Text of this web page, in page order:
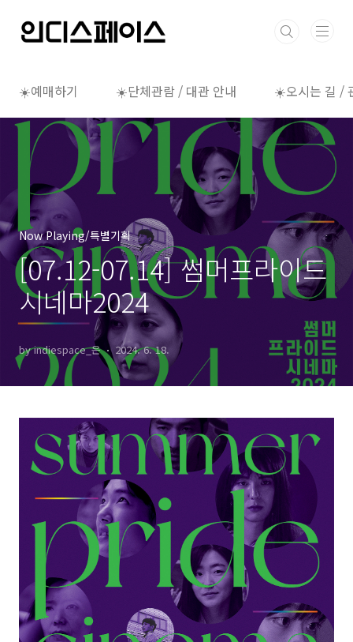
☀️예매하기 ☀️단체관람 / 대관 안내 ☀️오시는 길 /
Now Playing/특별기획
[07.12-07.14] 썸머프라이드
시네마2024
by indiespace_은 2024. 6. 18.